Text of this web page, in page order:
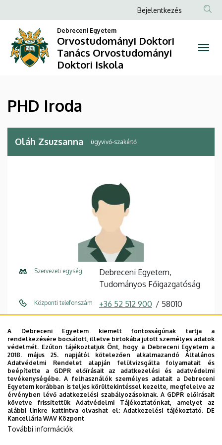
Iroda
Orvostudományi
Tanács
Orvostudományi
Doktori
a
tartalomra
Anonim
fiók
menüje
Bejelentkezés
Debreceni Egyetem
Orvostudományi Doktori
Tanács Orvostudományi
Doktori Iskola
PHD Iroda
Oláh Zsuzsanna ügyvivő-szakértő
Szervezeti egység
Debreceni Egyetem,
Tudományos Főigazgatóság
Központi telefonszám +36 52 512 900 58010
Fax +36 52 512 918 / 22252
Cím
4032 Debrecen, Egyetem tér
1.
Épület
Főépület (Egyetem téri
Campus)
Emelet, ajtó
A Debreceni Egyetem kiemelt fontosságúnak tartja a
rendelkezésére bocsátott, illetve birtokába jutott személyes adatok
védelmét. Ezúton tájékoztatjuk Önt, hogy a Debreceni Egyetem a
2018. május 25. napjától kötelezően alkalmazandó Általános
Adatvédelmi Rendelet alapján felülvizsgálta folyamatait és
beépítette a GDPR előírásait az adatkezelési és adatvédelmi
tevékenységébe. A felhasználók személyes adatait a Debreceni
Egyetem korábban is teljes körültekintéssel kezelte, megfelelve az
érvényben lévő adatkezelési szabályozásoknak. A GDPR előírásait
követve frissítettük Adatvédelmi Tájékoztatónkat, amelyet az
alábbi linkre kattintva olvashat el:Adatkezelési tájékoztató. DE
Kancellária WAV Központ
További információk